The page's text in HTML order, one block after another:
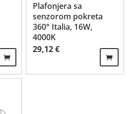
Plafonjera sa
senzorom pokreta
360° Italia, 16W,
4000K
29,12€